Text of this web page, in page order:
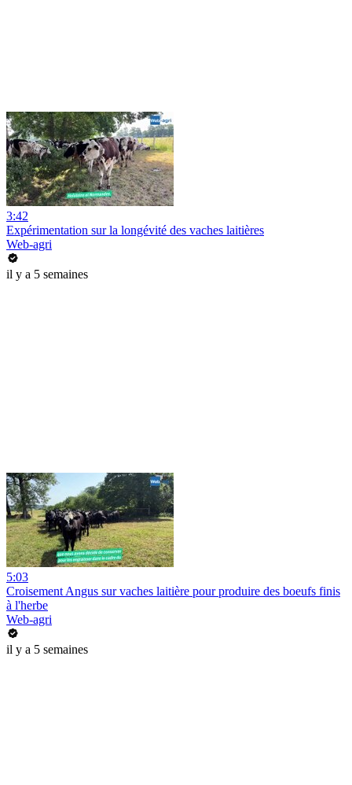
3:42
Expérimentation sur la longévité des vaches laitières
Web-agri
il y a 5 semaines
5:03
Croisement Angus sur vaches laitière pour produire des boeufs finis
à l'herbe
Web-agri
il y a 5 semaines